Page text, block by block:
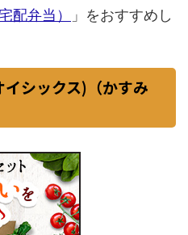
配弁当）
」をおすすめし
イシックス)（かすみ